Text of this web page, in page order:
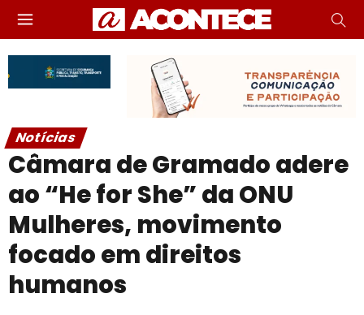
Notícias
Câmara de Gramado adere
ao “He for She” da ONU
Mulheres, movimento
focado em direitos
humanos